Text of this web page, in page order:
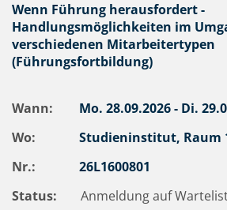
Wenn Führung herausfordert -
Handlungsmöglichkeiten im
verschiedenen Mitarbeitertypen
(Führungsfortbildung)
Wann: Mo. 28.09.2026 - Di.
Wo:
Studieninstitut, Raum
Nr.:
26L1600801
Status:
Anmeldung auf